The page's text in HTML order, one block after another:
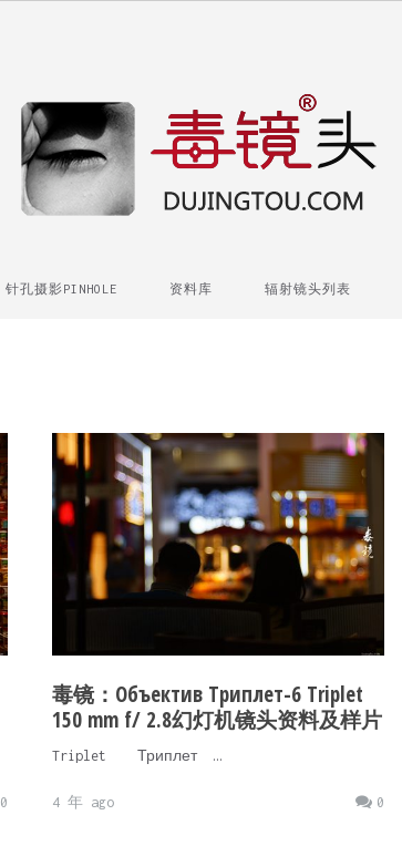
针孔摄影PINHOLE 资料库 辐射镜头列表
0
毒镜：Объектив Триплет-6 Triplet
150 mm f/ 2.8幻灯机镜头资料及样片
Triplet Триплет …
0
4 年 ago